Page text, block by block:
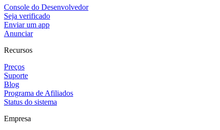
Console do Desenvolvedor
Seja verificado
Enviar um app
Anunciar
Recursos
Preços
Suporte
Blog
Programa de Afiliados
Status do sistema
Empresa